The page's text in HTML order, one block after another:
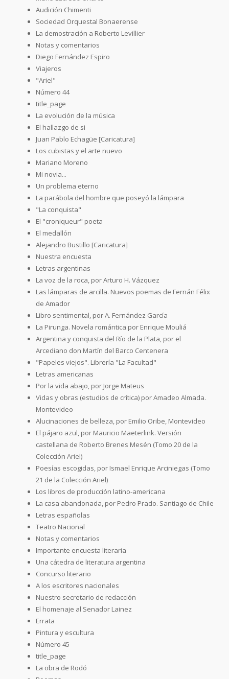
Audición Chimenti
Sociedad Orquestal Bonaerense
La demostración a Roberto Levillier
Notas y comentarios
Diego Fernández Espiro
Viajeros
"Ariel"
Número 44
title_page
La evolución de la música
El hallazgo de si
Juan Pablo Echagüe [Caricatura]
Los cubistas y el arte nuevo
Mariano Moreno
Mi novia...
Un problema eterno
La parábola del hombre que poseyó la lámpara
"La conquista"
El "croniqueur" poeta
El medallón
Alejandro Bustillo [Caricatura]
Nuestra encuesta
Letras argentinas
La voz de la roca, por Arturo H. Vázquez
Las lámparas de arcilla. Nuevos poemas de Fernán Félix
de Amador
Libro sentimental, por A. Fernández García
La Pirunga. Novela romántica por Enrique Mouliá
Argentina y conquista del Río de la Plata, por el
Arcediano don Martín del Barco Centenera
"Papeles viejos". Librería "La Facultad"
Letras americanas
Por la vida abajo, por Jorge Mateus
Vidas y obras (estudios de crítica) por Amadeo Almada.
Montevideo
Alucinaciones de belleza, por Emilio Oribe, Montevideo
El pájaro azul, por Mauricio Maeterlink. Versión
castellana de Roberto Brenes Mesén (Tomo 20 de la
Colección Ariel)
Poesías escogidas, por Ismael Enrique Arciniegas (Tomo
21 de la Colección Ariel)
Los libros de producción latino-americana
La casa abandonada, por Pedro Prado. Santiago de Chile
Letras españolas
Teatro Nacional
Notas y comentarios
Importante encuesta literaria
Una cátedra de literatura argentina
Concurso literario
A los escritores nacionales
Nuestro secretario de redacción
El homenaje al Senador Lainez
Errata
Pintura y escultura
Número 45
title_page
La obra de Rodó